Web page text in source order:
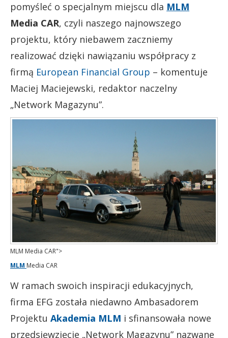
pomyśleć o specjalnym miejscu dla MLM
Media CAR, czyli naszego najnowszego
projektu, który niebawem zaczniemy
realizować dzięki nawiązaniu współpracy z
firmą European Financial Group – komentuje
Maciej Maciejewski, redaktor naczelny
„Network Magazynu”.
MLM Media CAR">
MLM Media CAR
W ramach swoich inspiracji edukacyjnych,
firma EFG została niedawno Ambasadorem
Projektu Akademia MLM i sfinansowała nowe
przedsięwzięcie „Network Magazynu” nazwane